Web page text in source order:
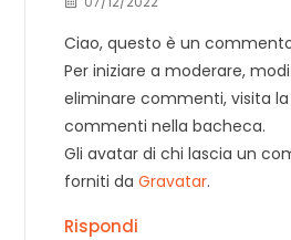
Ciao, questo è un
Per iniziare a moderare,
eliminare commenti, visita
commenti nella bacheca.
Gli avatar di chi lascia un
forniti daGravatar.
Rispondi